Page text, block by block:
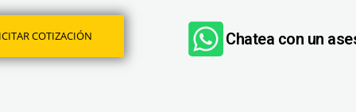
COTIZACIÓN Chatea con un